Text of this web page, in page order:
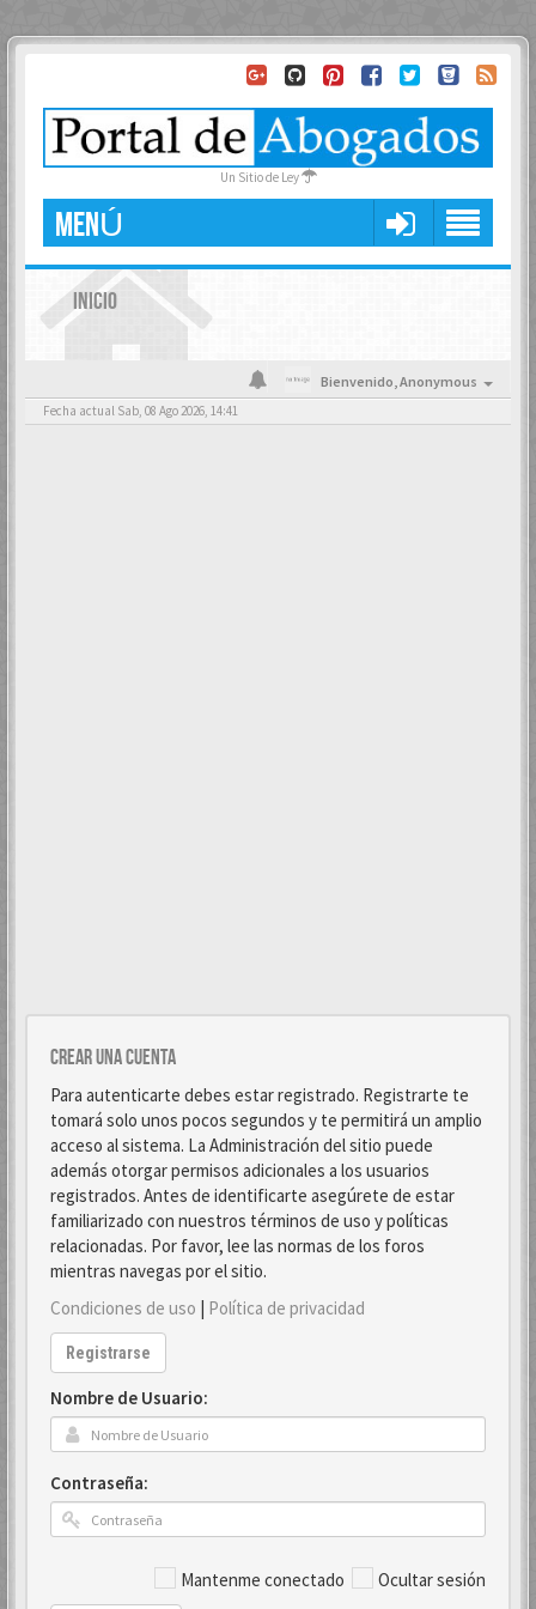
Un Sitio de Ley
MENÚ
INICIO
Bienvenido,Anonymous
Fecha actual Sab, 08 Ago 2026, 14:41
Crear una cuenta
Para autenticarte debes estar registrado. Registrarte te
tomará solo unos pocos segundos y te permitirá un amplio
acceso al sistema. La Administración del sitio puede
además otorgar permisos adicionales a los usuarios
registrados. Antes de identificarte asegúrete de estar
familiarizado con nuestros términos de uso y políticas
relacionadas. Por favor, lee las normas de los foros
mientras navegas por el sitio.
Condiciones de uso | Política de privacidad
Registrarse
Nombre de Usuario:
Contraseña:
Mantenme conectado Ocultar sesión